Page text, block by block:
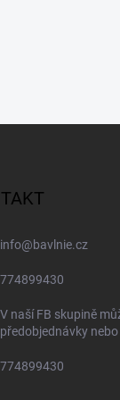
info@bavlnie.cz
774899430
V naší FB skupině
předobjednávky
774899430